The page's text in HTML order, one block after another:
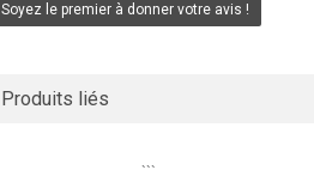
Soyez le premier à donner votre avis !
Produits liés
```